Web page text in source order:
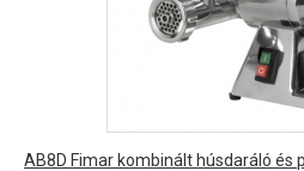
AB8D Fimar kombinált húsdaráló és